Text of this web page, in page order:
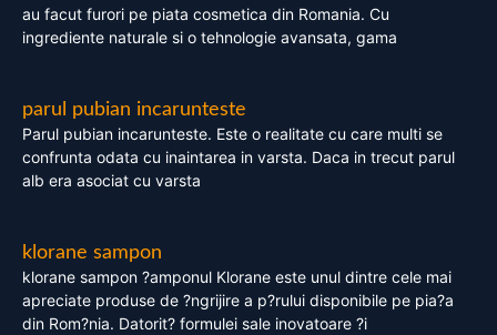
au facut furori pe piata cosmetica din Romania. Cu
ingrediente naturale si o tehnologie avansata, gama
parul pubian incarunteste
Parul pubian incarunteste. Este o realitate cu care multi se
confrunta odata cu inaintarea in varsta. Daca in trecut parul
alb era asociat cu varsta
klorane sampon
klorane sampon ?amponul Klorane este unul dintre cele mai
apreciate produse de ?ngrijire a p?rului disponibile pe pia?a
din Rom?nia. Datorit? formulei sale inovatoare ?i